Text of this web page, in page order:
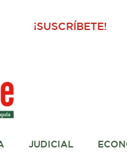
¡SUSCRÍBETE!
JUDICIAL